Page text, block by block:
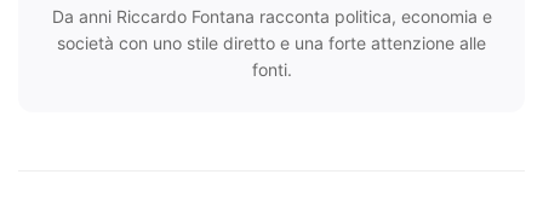
Da anni Riccardo Fontana racconta politica, economia e
società con uno stile diretto e una forte attenzione alle
fonti.